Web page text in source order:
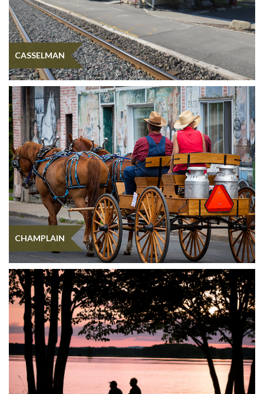
CASSELMAN
CHAMPLAIN